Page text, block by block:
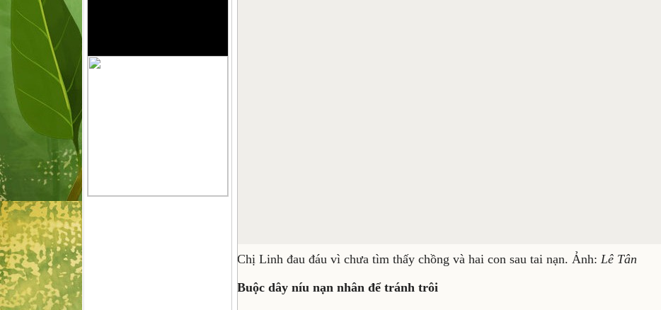
Chị Linh đau đáu vì chưa tìm thấy chồng và hai con sau tai nạn. Ảnh: Lê Tân
Buộc dây níu nạn nhân để tránh trôi